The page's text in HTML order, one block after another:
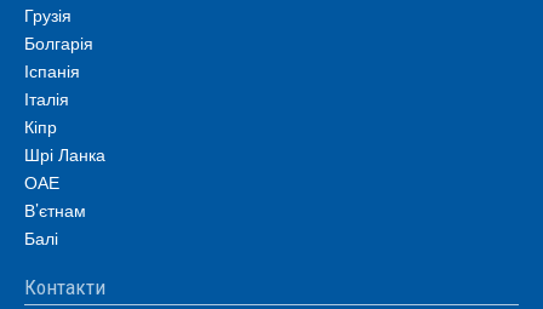
Грузія
Болгарія
Іспанія
Італія
Кіпр
Шрі Ланка
ОАЕ
В’єтнам
Балі
Контакти